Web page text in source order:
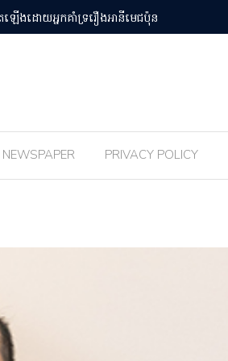
NEWSPAPER PRIVACY POLICY